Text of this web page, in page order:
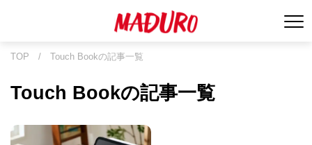
TOP / Touch Bookの記事一覧
Touch Bookの記事一覧